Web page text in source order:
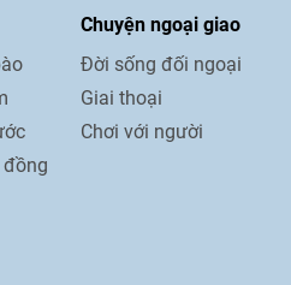
đồng
Chuyện ngoại giao
Đời sống đối ngoại
Giai thoại
Chơi với người